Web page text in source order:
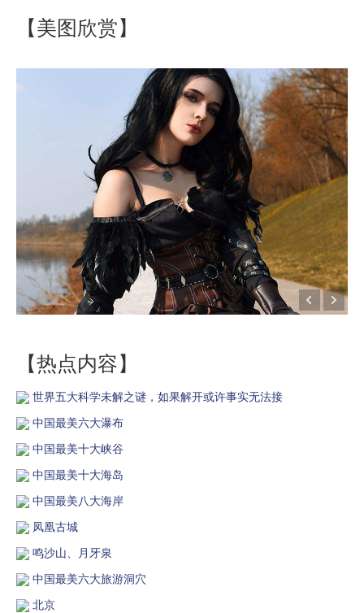
【美图欣赏】
【热点内容】
世界五大科学未解之谜，如果解开或许事实无法接
中国最美六大瀑布
中国最美十大峡谷
中国最美十大海岛
中国最美八大海岸
凤凰古城
鸣沙山、月牙泉
中国最美六大旅游洞穴
北京